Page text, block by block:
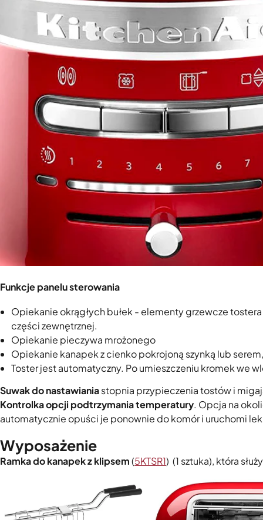
Funkcje panelu sterowania
Opiekanie okrągłych bułek - elementy grzewcze
części zewnętrznej.
Opiekanie pieczywa mrożonego
Opiekanie kanapek z cienko pokrojoną szynką lub
Toster jest automatyczny. Po umieszczeniu kromek we
Suwak do nastawianiastopnia przypieczenia tostów i
Kontrolka opcji podtrzymania temperatury. Opcja na
automatycznie opuści je ponownie do komór i uruchomi
Wyposażenie
Ramka do kanapek z klipsem(5KTSR1) (1 sztuka), która